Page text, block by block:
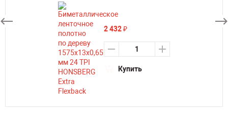
2 432₽
Купить